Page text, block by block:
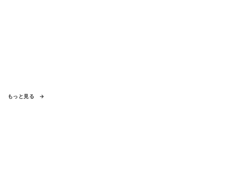
もっと見る